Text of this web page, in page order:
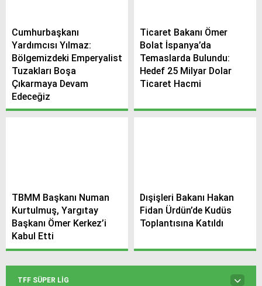
Cumhurbaşkanı
Yardımcısı Yılmaz:
Bölgemizdeki Emperyalist
Tuzakları Boşa
Çıkarmaya Devam
Edeceğiz
Ticaret Bakanı Ömer
Bolat İspanya’da
Temaslarda Bulundu:
Hedef 25 Milyar Dolar
Ticaret Hacmi
TBMM Başkanı Numan
Kurtulmuş, Yargıtay
Başkanı Ömer Kerkez’i
Kabul Etti
Dışişleri Bakanı Hakan
Fidan Ürdün’de Kudüs
Toplantısına Katıldı
TFF SÜPER LIG